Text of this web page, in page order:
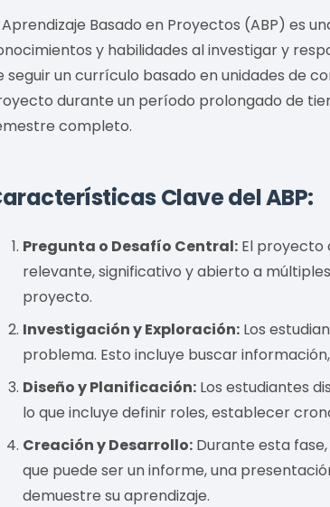
Aprendizaje Basado en Proyectos (ABP) es
y habilidades al investigar y
seguir un currículo basado en unidades de
durante un período prolongado de
completo.
Clave del ABP:
Pregunta o Desafío Central: El proyecto
relevante, significativo y abierto a
proyecto.
Investigación y Exploración: Los
problema. Esto incluye buscar
Diseño y Planificación: Los estudiantes
lo que incluye definir roles, establecer
Creación y Desarrollo: Durante esta
que puede ser un informe, una
demuestre su aprendizaje.